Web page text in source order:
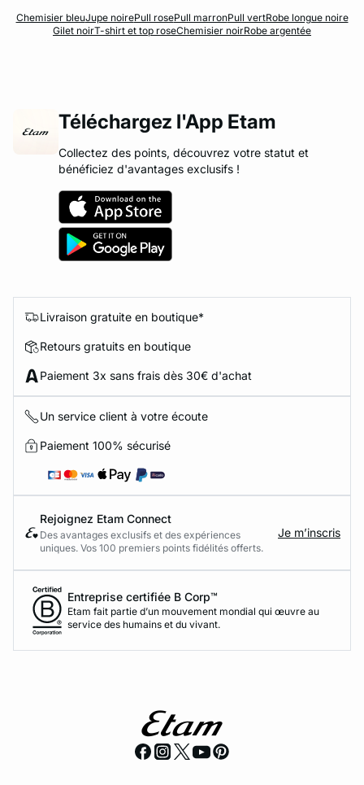
Chemisier bleuJupe noirePull rosePull marronPull vertRobe longue noire
Gilet noirT-shirt et top roseChemisier noirRobe argentée
Téléchargez l'App Etam
Collectez des points, découvrez votre statut et
bénéficiez d'avantages exclusifs !
Livraison gratuite en boutique*
Retours gratuits en boutique
Paiement 3x sans frais dès 30€ d'achat
Un service client à votre écoute
Paiement 100% sécurisé
Rejoignez Etam Connect
Des avantages exclusifs et des expériences
uniques. Vos 100 premiers points fidélités offerts.
Je m’inscris
Entreprise certifiée B Corp™
Etam fait partie d’un mouvement mondial qui œuvre au
service des humains et du vivant.